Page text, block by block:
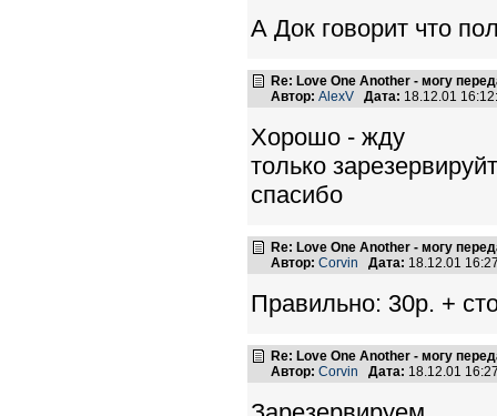
А Док говорит что
Re: Love One Another - могу
Автор: AlexV Дата: 18.12.01
Хорошо - жду
только
спасибо
Re: Love One Another - могу
Автор: Corvin Дата: 18.12.01
Правильно: 30р. +
Re: Love One Another - могу
Автор: Corvin Дата: 18.12.01